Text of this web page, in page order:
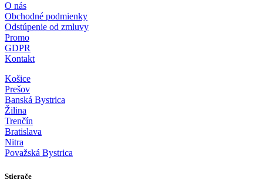
O nás
Obchodné podmienky
Odstúpenie od zmluvy
Promo
GDPR
Kontakt
Košice
Prešov
Banská Bystrica
Žilina
Trenčín
Bratislava
Nitra
Považská Bystrica
Stierače